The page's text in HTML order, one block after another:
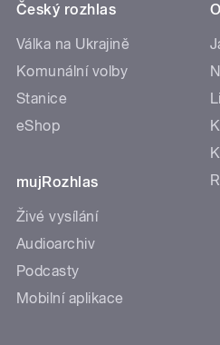
Český rozhlas
Válka na Ukrajině
Komunální volby
Stanice
eShop
mujRozhlas
Živé vysílání
Audioarchiv
Podcasty
Mobilní aplikace